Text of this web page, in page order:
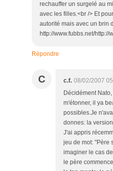
rechauffer un surgelé au
avec les filles.<br /> Et
autorité mais avec un brin
http://www.fubbs.net/
Répondre
C c.f. 08/02/2007
Décidément
m'étonner, il ya
possibles.Je
donnes: la
J'ai appris
jeu de mot: "Père
imaginer le cas
le père